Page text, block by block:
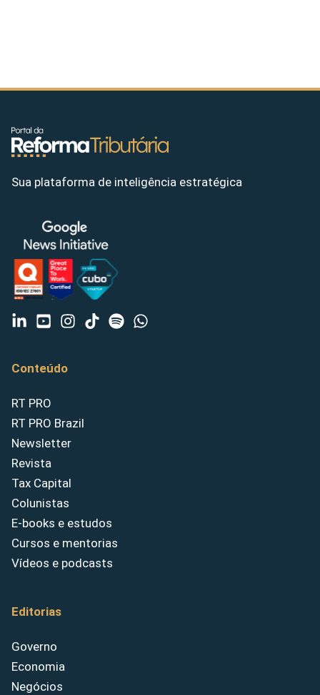
Sua plataforma de inteligência estratégica
Conteúdo
RT PRO
RT PRO Brazil
Newsletter
Revista
Tax Capital
Colunistas
E-books e estudos
Cursos e mentorias
Vídeos e podcasts
Editorias
Governo
Economia
Negócios